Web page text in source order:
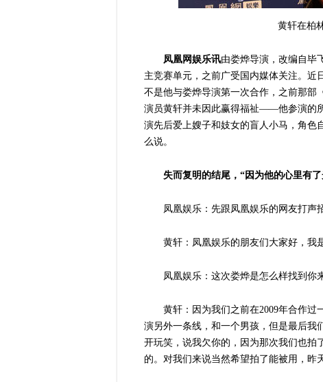
黄轩在柏
凤凰网娱乐讯由娄烨导演，改编自毕
主竞赛单元，之前广受国内媒体关注。近
不是他与娄烨导演第一次合作，之前那部
演员黄轩并未因此赢得福祉——他参演的
演先后爱上嫂子和妓女的盲人小马，角色
么说。
失而复明的结尾，“因为他的心里有了
凤凰娱乐：先跟凤凰娱乐的网友打声
黄轩：凤凰娱乐的朋友们大家好，我
凤凰娱乐：这次娄烨是怎么样找到你
黄轩：因为我们之前在2009年合作
演另外一条线，和一个男孩，但是最后我
开玩笑，说我欠你的，因为那次我们也拍
的。对我们来说当然希望拍了能被用，昨